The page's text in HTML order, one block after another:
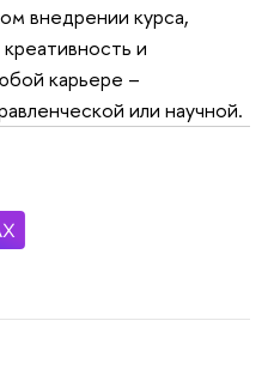
внедрении курса,
и
карьере –
или научной.